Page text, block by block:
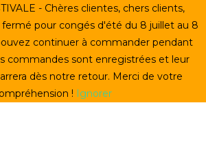
- Chères clientes, chers clients,
fermé pour congés d'été du 8 juillet au 8
continuer à commander pendant
commandes sont enregistrées et leur
dès notre retour. Merci de votre
! Ignorer